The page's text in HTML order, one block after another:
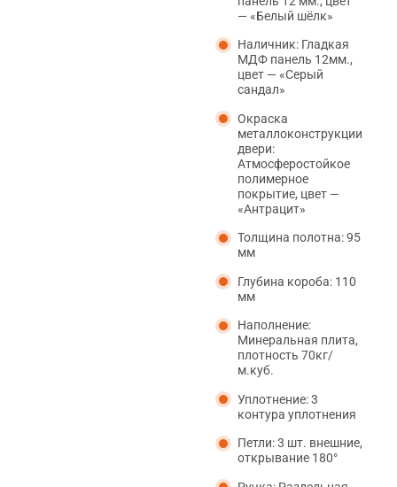
— «Белый шёлк»
Наличник: Гладкая
МДФ панель 12мм.,
цвет — «Серый
сандал»
Окраска
металлоконструкции
двери:
Атмосферостойкое
полимерное
покрытие, цвет —
«Антрацит»
Толщина полотна: 95
мм
Глубина короба: 110
мм
Наполнение:
Минеральная плита,
плотность 70кг/
м.куб.
Уплотнение: 3
контура уплотнения
Петли: 3 шт. внешние,
открывание 180°